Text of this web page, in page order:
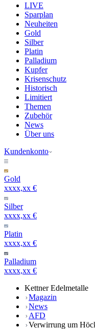
LIVE
Sparplan
Neuheiten
Gold
Silber
Platin
Palladium
Kupfer
Krisenschutz
Historisch
Limitiert
Themen
Zubehör
News
Über uns
Kundenkonto
Gold
xxxx,xx €
Silber
xxxx,xx €
Platin
xxxx,xx €
Palladium
xxxx,xx €
Kettner Edelmetalle
Magazin
News
AFD
Verwirrung um